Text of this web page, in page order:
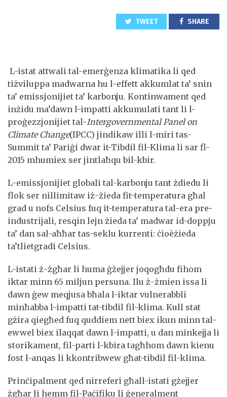
TWEET SHARE
L-istat attwali tal-emerġenza klimatika li qed
tiżviluppa madwarna hu l-effett akkumlat ta’ snin
ta’ emissjonijiet ta’ karbonju. Kontinwament qed
inżidu ma’dawn l-impatti akkumulati tant li l-
proġezzjonijiet tal-Intergovernmental Panel on
Climate Change(IPCC) jindikaw illi l-miri tas-
Summit ta’ Pariġi dwar it-Tibdil fil-Klima li sar fl-
2015 mhumiex ser jintlaħqu bil-kbir.
L-emissjonijiet globali tal-karbonju tant żdiedu li
flok ser nillimitaw iż-żieda fit-temperatura għal
grad u nofs Celsius fuq it-temperatura tal-era pre-
industrijali, resqin lejn żieda ta’ madwar id-doppju
ta’ dan sal-aħħar tas-seklu kurrenti: ċioèżieda
ta’tlietgradi Celsius.
L-istati ż-żgħar li huma ġżejjer joqogħdu fihom
iktar minn 65 miljun persuna. Ilu ż-żmien issa li
dawn ġew meqjusa bħala l-iktar vulnerabbli
minħabba l-impatti tat-tibdil fil-klima. Kull stat
gżira qiegħed fuq quddiem nett biex ikun minn tal-
ewwel biex ilaqqat dawn l-impatti, u dan minkejja li
storikament, fil-parti l-kbira tagħhom dawn kienu
fost l-anqas li kkontribwew għat-tibdil fil-klima.
Prinċipalment qed nirreferi għall-istati gżejjer
żgħar li hemm fil-Paċifiku li ġeneralment